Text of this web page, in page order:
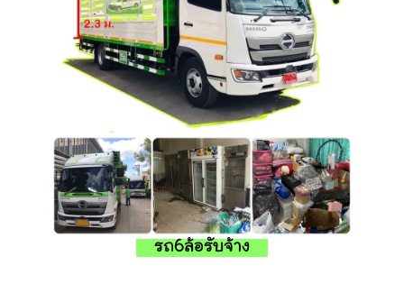
รถ6ล้อรับจ้าง